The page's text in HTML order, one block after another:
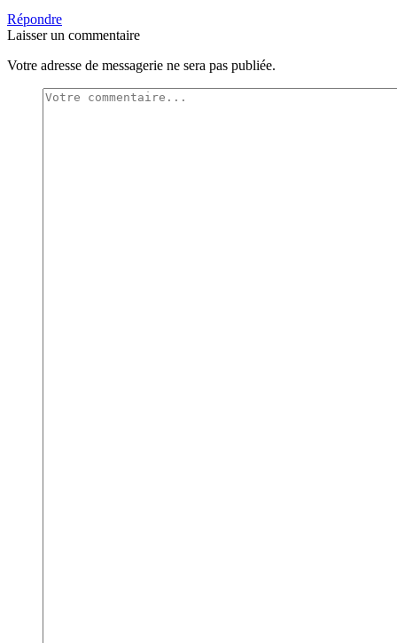
Répondre
Laisser un commentaire
Votre adresse de messagerie ne sera pas publiée.